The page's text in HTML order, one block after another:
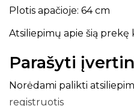
Plotis apačioje: 64 cm
Atsiliepimų apie šią prekę
Parašyti
Norėdami palikti
registruotis